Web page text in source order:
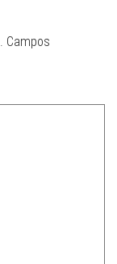
Campos